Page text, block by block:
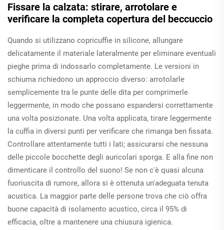
Fissare la calzata: stirare, arrotolare e
verificare la completa copertura del beccuccio
Quando si utilizzano copricuffie in silicone, allungare
delicatamente il materiale lateralmente per eliminare eventuali
pieghe prima di indossarlo completamente. Le versioni in
schiuma richiedono un approccio diverso: arrotolarle
semplicemente tra le punte delle dita per comprimerle
leggermente, in modo che possano espandersi correttamente
una volta posizionate. Una volta applicata, tirare leggermente
la cuffia in diversi punti per verificare che rimanga ben fissata.
Controllare attentamente tutti i lati; assicurarsi che nessuna
delle piccole bocchette degli auricolari sporga. E alla fine non
dimenticare il controllo del suono! Se non c'è quasi alcuna
fuoriuscita di rumore, allora si è ottenuta un'adeguata tenuta
acustica. La maggior parte delle persone trova che ciò offra
buone capacità di isolamento acustico, circa il 95% di
efficacia, oltre a mantenere una chiusura igienica.